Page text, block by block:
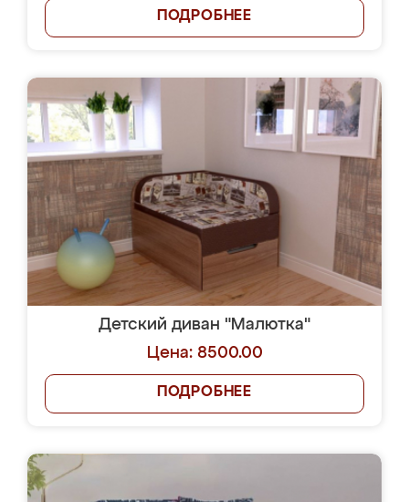
ПОДРОБНЕЕ
Детский диван "Малютка"
Цена: 8500.00
ПОДРОБНЕЕ